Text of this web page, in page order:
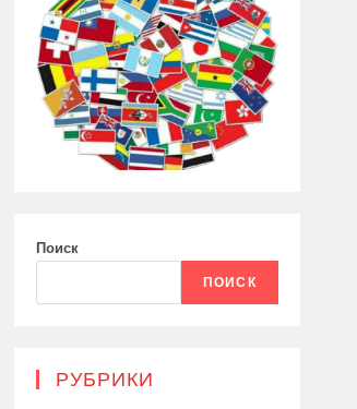
Поиск
ПОИСК
РУБРИКИ